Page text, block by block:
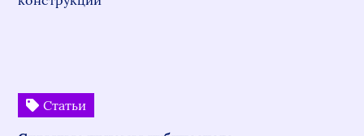
Статьи